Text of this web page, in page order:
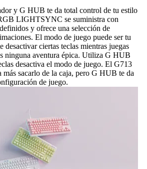
y G HUB te da total control de tu estilo
LIGHTSYNC se suministra con
y ofrece una selección de
El modo de juego puede ser tu
desactivar ciertas teclas mientras juegas
ninguna aventura épica. Utiliza G HUB
desactiva el modo de juego. El G713
más sacarlo de la caja, pero G HUB te da
de juego.